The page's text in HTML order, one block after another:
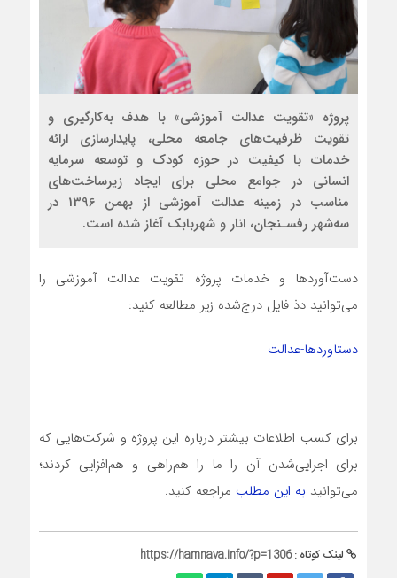
پروژه «تقویت عدالت آموزشی» با هدف به‌کارگیری و
تقویت ظرفیت‌های جامعه محلی، پایدارسازی ارائه
خدمات با کیفیت در حوزه کودک و توسعه سرمایه
انسانی در جوامع محلی برای ایجاد زیرساخت‌های
مناسب در زمینه عدالت آموزشی از بهمن 1396 در
سه‌شهر رفسـنجان، انار و شهربابک آغاز شده است.
دست‌آوردها و خدمات پروژه تقویت عدالت آموزشی را
می‌توانید دذ فایل درج‌شده زیر مطالعه کنید:
دستاوردها-عدالت
برای کسب اطلاعات بیشتر درباره این پروژه و شرکت‌هایی که
برای اجرایی‌شدن آن را ما را هم‌راهی و هم‌افزایی کردند؛
می‌توانید به این مطلب مراجعه کنید.
لینک کوتاه :https://hamnava.info/?p=1306